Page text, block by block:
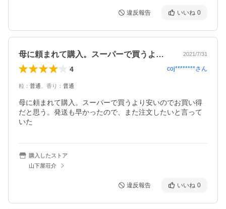
違反報告 いいね 0
母に頼まれて購入。スーパーで買うより安… 2021/7/31
4 coj********さん
粒 ： 普通 香り ： 普通
母に頼まれて購入。スーパーで買うより安いのでお買い得
だと思う。発送も早かったので、また注文したいと言って
いた
購入したストア
山下屋荘介
違反報告 いいね 0